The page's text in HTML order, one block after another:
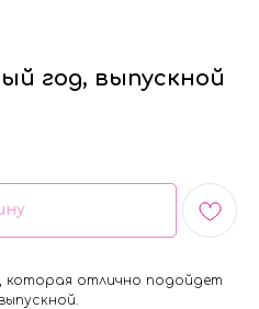
год, выпускной
которая отлично подойдет